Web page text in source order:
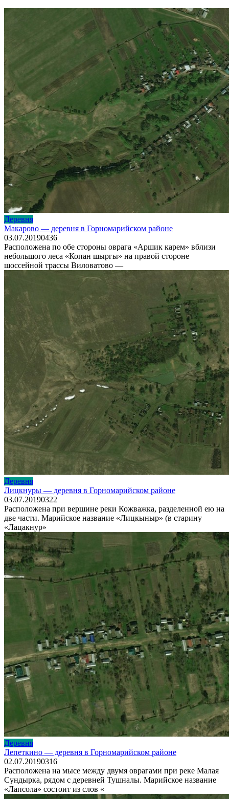
Деревня
Макарово — деревня в Горномарийском районе
03.07.20190436
Расположена по обе стороны оврага «Аршик карем» вблизи
небольшого леса «Копан шыргы» на правой стороне
шоссейной трассы Виловатово —
Деревня
Лицкнуры — деревня в Горномарийском районе
03.07.20190322
Расположена при вершине реки Кожважка, разделенной ею на
две части. Марийское название «Лицкыныр» (в старину
«Лацакнур»
Деревня
Лепеткино — деревня в Горномарийском районе
02.07.20190316
Расположена на мысе между двумя оврагами при реке Малая
Сундырка, рядом с деревней Тушналы. Марийское название
«Лапсола» состоит из слов «